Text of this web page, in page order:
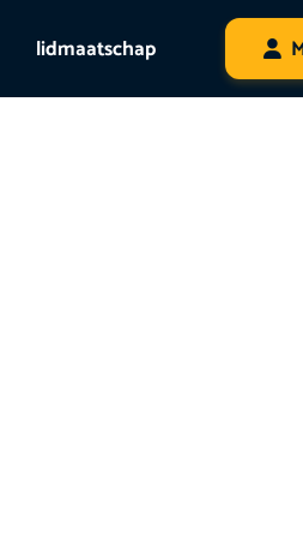
lidmaatschap